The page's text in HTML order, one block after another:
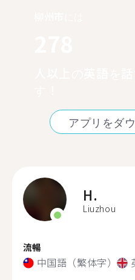
アプリをダ
H.
Liuzhou
流暢
中国語（繁体字）